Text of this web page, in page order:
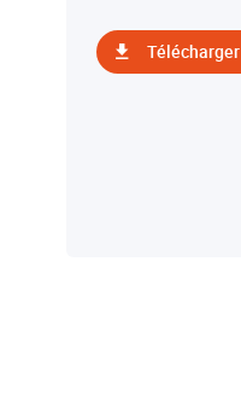
Télécharger